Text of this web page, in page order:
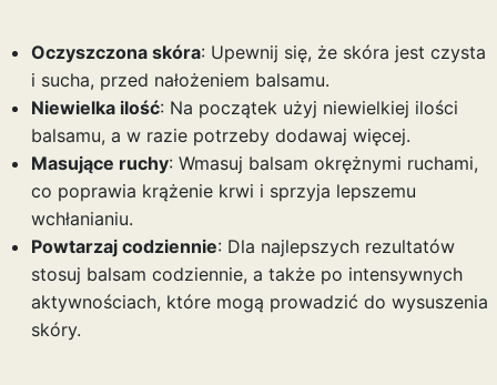
Oczyszczona skóra: Upewnij się, że skóra jest czysta
i sucha, przed nałożeniem balsamu.
Niewielka ilość: Na początek użyj niewielkiej ilości
balsamu, a w razie potrzeby dodawaj więcej.
Masujące ruchy: Wmasuj balsam okrężnymi ruchami,
co poprawia krążenie krwi i sprzyja lepszemu
wchłanianiu.
Powtarzaj codziennie: Dla najlepszych rezultatów
stosuj balsam codziennie, a także po intensywnych
aktywnościach, które mogą prowadzić do wysuszenia
skóry.